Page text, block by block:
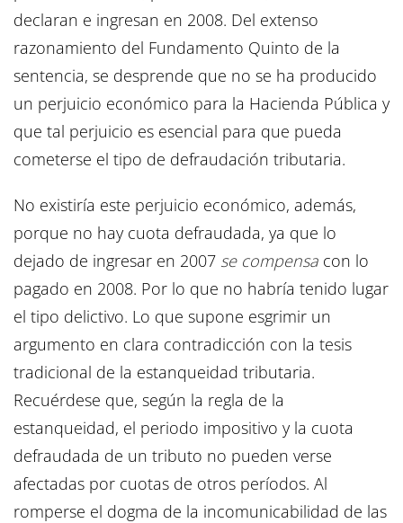
declaran e ingresan en 2008. Del extenso
razonamiento del Fundamento Quinto de la
sentencia, se desprende que no se ha producido
un perjuicio económico para la Hacienda Pública y
que tal perjuicio es esencial para que pueda
cometerse el tipo de defraudación tributaria.
No existiría este perjuicio económico, además,
porque no hay cuota defraudada, ya que lo
dejado de ingresar en 2007 se compensa con lo
pagado en 2008. Por lo que no habría tenido lugar
el tipo delictivo. Lo que supone esgrimir un
argumento en clara contradicción con la tesis
tradicional de la estanqueidad tributaria.
Recuérdese que, según la regla de la
estanqueidad, el periodo impositivo y la cuota
defraudada de un tributo no pueden verse
afectadas por cuotas de otros períodos. Al
romperse el dogma de la incomunicabilidad de las